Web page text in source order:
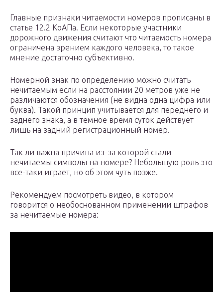
Главные признаки читаемости номеров прописаны в
статье 12.2 КоАПа. Если некоторые участники
дорожного движения считают что читаемость номера
ограничена зрением каждого человека, то такое
мнение достаточно субъективно.
Номерной знак по определению можно считать
нечитаемым если на расстоянии 20 метров уже не
различаются обозначения (не видна одна цифра или
буква). Такой принцип учитывается для переднего и
заднего знака, а в темное время суток действует
лишь на задний регистрационный номер.
Так ли важна причина из-за которой стали
нечитаемы символы на номере? Небольшую роль это
все-таки играет, но об этом чуть позже.
Рекомендуем посмотреть видео, в котором
говорится о необоснованном применении штрафов
за нечитаемые номера: